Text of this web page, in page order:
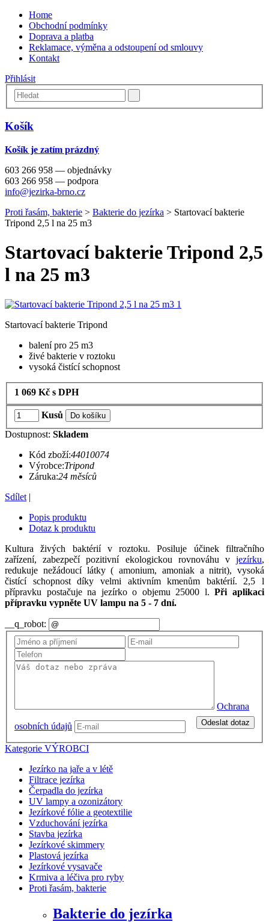
Home
Obchodní podmínky
Doprava a platba
Reklamace, výměna a odstoupení od smlouvy
Kontakt
Přihlásit
Košík
Košík je zatím prázdný
603 266 958 — objednávky
603 266 958 — podpora
info@jezirka-brno.cz
Proti řasám, bakterie > Bakterie do jezírka > Startovací bakterie
Tripond 2,5 l na 25 m3
Startovací bakterie Tripond 2,5
l na 25 m3
Startovací bakterie Tripond
balení pro 25 m3
živé bakterie v roztoku
vysoká čistící schopnost
1 069 Kč s DPH
Kusů Do košíku
Dostupnost: Skladem
Kód zboží:44010074
Výrobce:Tripond
Záruka:24 měsíců
Sdílet |
Popis produktu
Dotaz k produktu
Kultura živých baktérií v roztoku. Posiluje účinek filtračního
zařízení, zabezpečí pozitivní ekologickou rovnováhu v jezírku,
redukuje nežádoucí látky ( amonium, amoniak a nitrit), vysoká
čistící schopnost díky velmi aktivním kmenům baktérií. 2,5 l
přípravku postačuje na jezírko o objemu 25000 l.Při aplikaci
přípravku vypněte UV lampu na 5 - 7 dní.
__q_robot:
Ochrana
osobních údajů
Odeslat dotaz
Kategorie VÝROBCI
Jezírko na jaře a v létě
Filtrace jezírka
Čerpadla do jezírka
UV lampy a ozonizátory
Jezírkové fólie a geotextilie
Vzduchování jezírka
Stavba jezírka
Jezírkové skimmery
Plastová jezírka
Jezírkové vysavače
Krmiva a léčiva pro ryby
Proti řasám, bakterie
Bakterie do jezírka